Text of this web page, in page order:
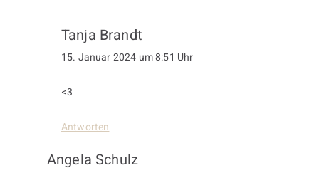
Tanja Brandt
15. Januar 2024 um 8:51 Uhr
<3
Antworten
Angela Schulz